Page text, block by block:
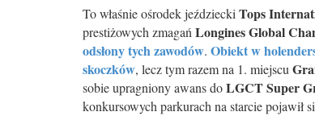
To właśnie ośrodek jeździecki Tops
prestiżowych zmagań Longines Global
odsłony tych zawodów. Obiekt w
skoczków, lecz tym razem na 1. miejscu
sobie upragniony awans doLGCT Super
konkursowych parkurach na starcie pojawił